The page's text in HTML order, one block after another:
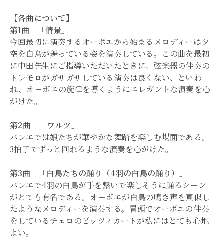
【各曲について】
第1曲 「情景」
今回最初に演奏するオーボエから始まるメロディーは夕
空を白鳥が舞っている姿を演奏している。この曲を最初
に中田先生にご指導いただいたときに、弦楽器の伴奏の
トレモロがガサガサしている演奏は良くない、といわ
れ、オーボエの旋律を導くようにエレガントな演奏を心
がけた。
第2曲 「ワルツ」
バレエでは娘たちが華やかな舞踏を楽しむ場面である。
3拍子でずっと回れるような演奏を心がけた。
第3曲 「白鳥たちの踊り（4羽の白鳥の踊り）」
バレエで4羽の白鳥が手を繋いで楽しそうに踊るシーン
がとても有名である。オーボエが白鳥の鳴き声を真似し
たようなメロディーを演奏する。冒頭でオーボエの伴奏
をしているチェロのピッツィカートが私にはとても心地
よい。